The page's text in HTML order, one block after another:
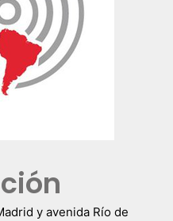
y avenida Río de